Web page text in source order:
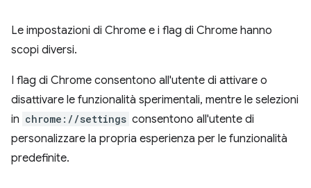
Le impostazioni di Chrome e i flag di Chrome hanno
scopi diversi.
I flag di Chrome consentono all'utente di attivare o
disattivare le funzionalità sperimentali, mentre le selezioni
in chrome://settings consentono all'utente di
personalizzare la propria esperienza per le funzionalità
predefinite.